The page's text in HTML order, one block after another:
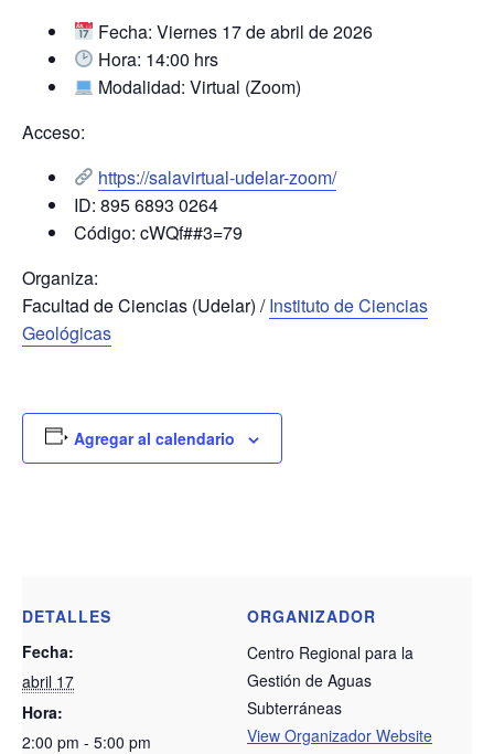
Fecha: Viernes 17 de abril de 2026
Hora: 14:00 hrs
Modalidad: Virtual (Zoom)
Acceso:
https://salavirtual-udelar-zoom/
ID: 895 6893 0264
Código: cWQf##3=79
Organiza:
Facultad de Ciencias (Udelar) /Instituto de Ciencias
Geológicas
Agregar al calendario
DETALLES
Fecha:
abril 17
Hora:
2:00 pm - 5:00 pm
ORGANIZADOR
Centro Regional para la
Gestión de Aguas
Subterráneas
View Organizador Website